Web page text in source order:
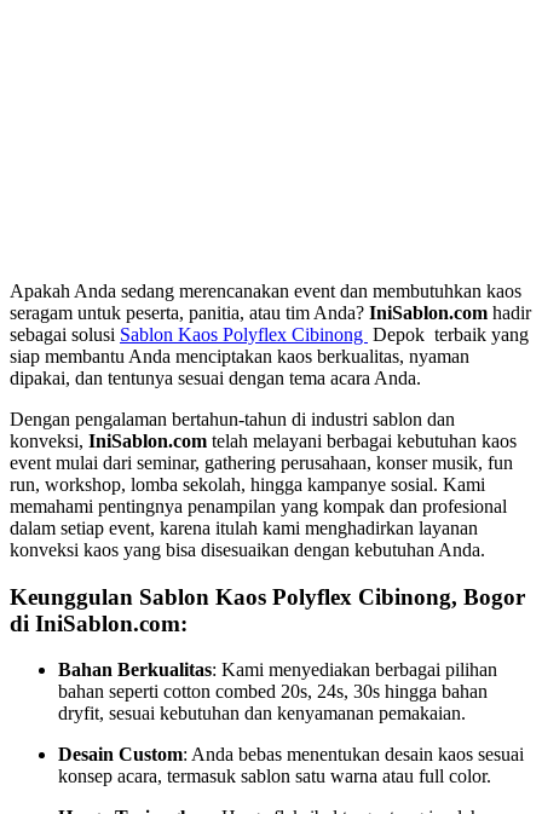
Apakah Anda sedang merencanakan event dan membutuhkan kaos
seragam untuk peserta, panitia, atau tim Anda? IniSablon.com hadir
sebagai solusi Sablon Kaos Polyflex Cibinong Depok terbaik yang
siap membantu Anda menciptakan kaos berkualitas, nyaman
dipakai, dan tentunya sesuai dengan tema acara Anda.
Dengan pengalaman bertahun-tahun di industri sablon dan
konveksi, IniSablon.com telah melayani berbagai kebutuhan kaos
event mulai dari seminar, gathering perusahaan, konser musik, fun
run, workshop, lomba sekolah, hingga kampanye sosial. Kami
memahami pentingnya penampilan yang kompak dan profesional
dalam setiap event, karena itulah kami menghadirkan layanan
konveksi kaos yang bisa disesuaikan dengan kebutuhan Anda.
Keunggulan Sablon Kaos Polyflex Cibinong, Bogor
di IniSablon.com:
Bahan Berkualitas: Kami menyediakan berbagai pilihan
bahan seperti cotton combed 20s, 24s, 30s hingga bahan
dryfit, sesuai kebutuhan dan kenyamanan pemakaian.
Desain Custom: Anda bebas menentukan desain kaos sesuai
konsep acara, termasuk sablon satu warna atau full color.